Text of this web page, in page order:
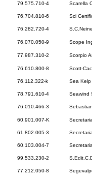
79.575.710-4 Scarella
76.704.810-6 Sci
76.282.720-4
76.070.050-9 Scope
77.987.310-2 Scorpio
76.610.800-8 Scott-
76.112.322-k Sea
78.791.610-4 Seawind
76.010.466-3
60.901.007-K
61.802.005-3
60.103.004-7
99.533.230-2
77.212.050-8